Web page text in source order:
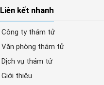
Liên kết nhanh
Công ty thám tử
Văn phòng thám tử
Dịch vụ thám tử
Giới thiệu